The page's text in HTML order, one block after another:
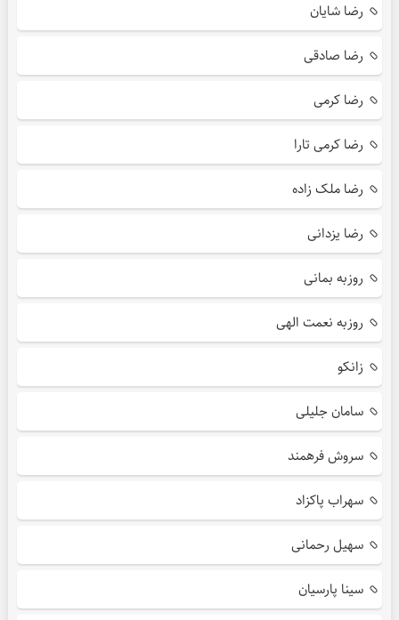
رضا شایان
رضا صادقی
رضا کرمی
رضا کرمی تارا
رضا ملک زاده
رضا یزدانی
روزبه بمانی
روزبه نعمت الهی
زانکو
سامان جلیلی
سروش فرهمند
سهراب پاکزاد
سهیل رحمانی
سینا پارسیان